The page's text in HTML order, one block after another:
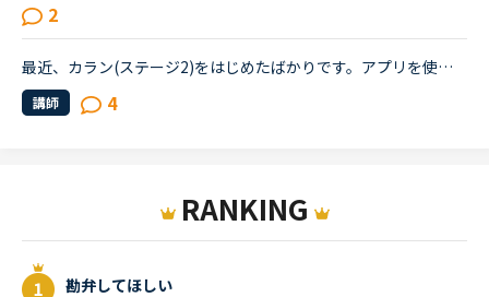
2
最近、カラン(ステージ2)をはじめたばかりです。アプリを使用しているので教材は今のところまだ購入していません 。先生によって、reading partに移る時間が違うので(ラスト4分だったり3分だったり) 会話練習とre...
講師 4
RANKING
勘弁してほしい